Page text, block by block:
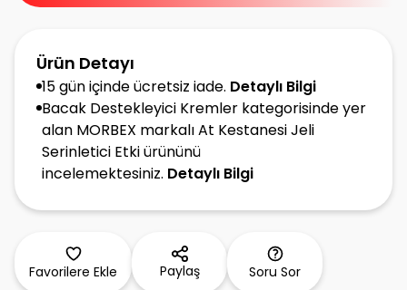
Ürün Detayı
15 gün içinde ücretsiz iade. Detaylı Bilgi
Bacak Destekleyici Kremler kategorisinde yer
alan MORBEX markalı At Kestanesi Jeli
Serinletici Etki ürününü
incelemektesiniz. Detaylı Bilgi
Favorilere Ekle Paylaş Soru Sor